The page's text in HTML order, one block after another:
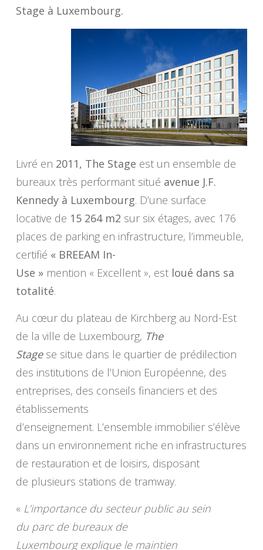
Stage à Luxembourg.
Livré en 2011, The Stage est un ensemble de
bureaux très performant situé avenue J.F.
Kennedy à Luxembourg. D’une surface
locative de 15 264 m2 sur six étages, avec 176
places de parking en infrastructure, l’immeuble,
certifié « BREEAM In-
Use » mention « Excellent », estloué dans sa
totalité.
Au cœur du plateau de Kirchberg au Nord-Est
de la ville de Luxembourg, The
Stagese situe dans le quartier de prédilection
des institutions de l’Union Européenne, des
entreprises, des conseils financiers et des
établissements
d’enseignement. L’ensemble immobilier s’élève
dans un environnement riche en infrastructures
de restauration et de loisirs, disposant
de plusieurs stations de tramway.
« L’importance du secteur public au sein
du parc de bureaux de
Luxembourg explique le maintien